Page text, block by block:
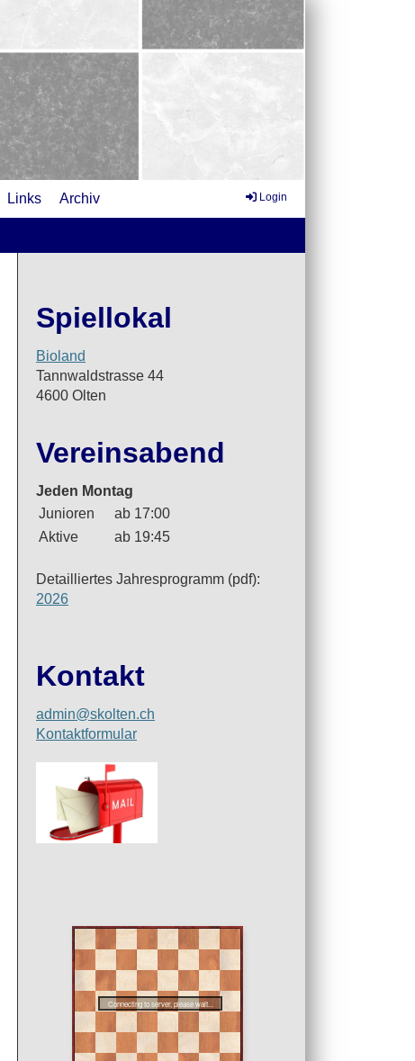
Links Archiv Login
Spiellokal
Bioland
Tannwaldstrasse 44
4600 Olten
Vereinsabend
Jeden Montag
Junioren
ab 17:00
Aktive
ab 19:45
Detailliertes Jahresprogramm (pdf):
2026
Kontakt
admin@skolten.ch
Kontaktformular